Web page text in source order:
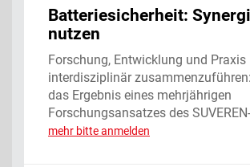
Batteriesicherheit:
nutzen
Forschung, Entwicklung und Praxis
interdisziplinär
das Ergebnis eines mehrjährigen
Forschungsansatzes des
mehr bitte anmelden